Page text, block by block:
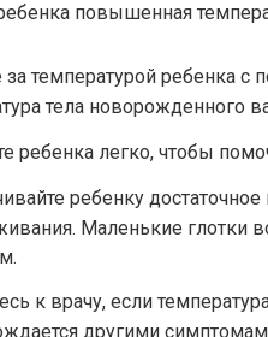
повышенная
за температурой ребенка
тела новорожденного
ребенка легко, чтобы
ребенку
Маленькие глотки
к врачу, если
другими